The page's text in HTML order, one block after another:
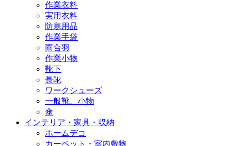
作業衣料
実用衣料
防寒用品
作業手袋
雨合羽
作業小物
靴下
長靴
ワークシューズ
一般靴、小物
傘
インテリア・家具・収納
ホームデコ
カーペット・室内敷物